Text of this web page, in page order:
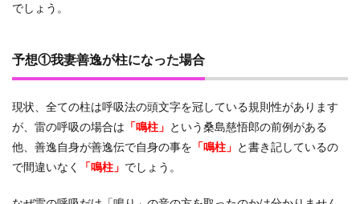
でしょう。
予想①我妻善逸が柱になった場合
現状、全ての柱は呼吸法の頭文字を冠している規則性があります
が、雷の呼吸の場合は 「鳴柱」 という桑島慈悟郎の前例がある
他、善逸自身が善逸伝で自身の事を 「鳴柱」 と書き記しているの
で間違いなく
「鳴柱」 でしょう。